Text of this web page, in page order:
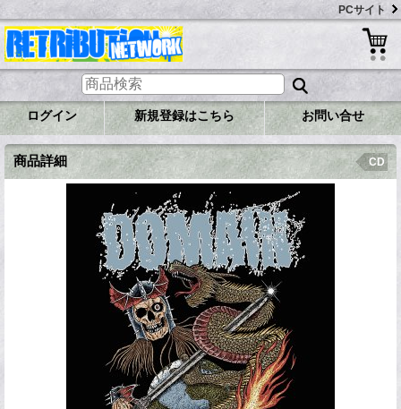
PCサイト
ログイン 新規登録はこちら お問い合せ
商品詳細 CD